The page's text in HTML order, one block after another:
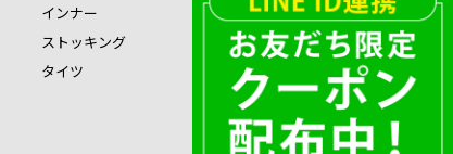
インナー
ストッキング
タイツ